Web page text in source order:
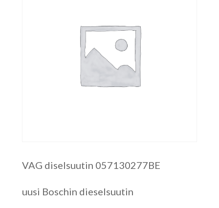
VAG diselsuutin 057130277BE
uusi Boschin dieselsuutin